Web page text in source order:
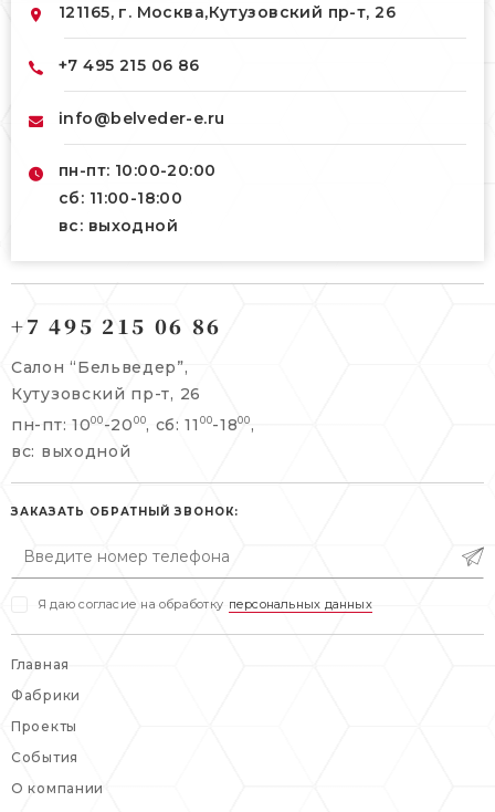
121165, г. Москва,Кутузовский пр-т, 26
+7 495 215 06 86
info@belveder-e.ru
пн-пт: 10:00-20:00
сб: 11:00-18:00
вс: выходной
info@belveder-e.ru
пн-пт: 10:00-20:00
сб, вс: выходной
Берсеневский переулок, 3/10с7
+7 495 477 45 43
info@belveder-e.ru
пн-пт: 10:00-19:00
сб: выходной
+7 495 215 06 86
Салон “Бельведер”,
Кутузовский пр-т, 26
пн-пт: 1000 -20 00, сб: 11 00-1800 ,
вс: выходной
ЗАКАЗАТЬ ОБРАТНЫЙ ЗВОНОК:
Я даю согласие на обработку персональных данных
Главная
Фабрики
Проекты
События
О компании